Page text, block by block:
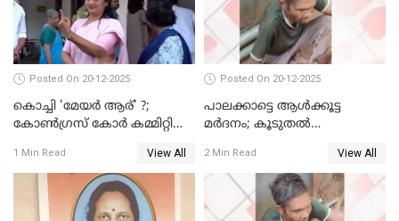
Posted On 20-12-2025
കൊച്ചി 'മേയർ ആര്' ?;
കോണ്‍ഗ്രസ് കോര്‍ കമ്മിറ്റി
1 Min Read View All
Posted On 20-12-2025
പാലക്കാട്ടെ ആള്‍ക്കൂട്ട
മര്‍ദനം; കൂടുതല്‍
അംഗ സംഘമെന്ന് വിവരം
2 Min Read View All